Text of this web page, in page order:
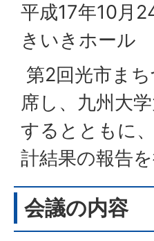
平成17年10月
きいきホール
第2回光市ま
席し、九州大
するとともに
計結果の報告を
会議の内容